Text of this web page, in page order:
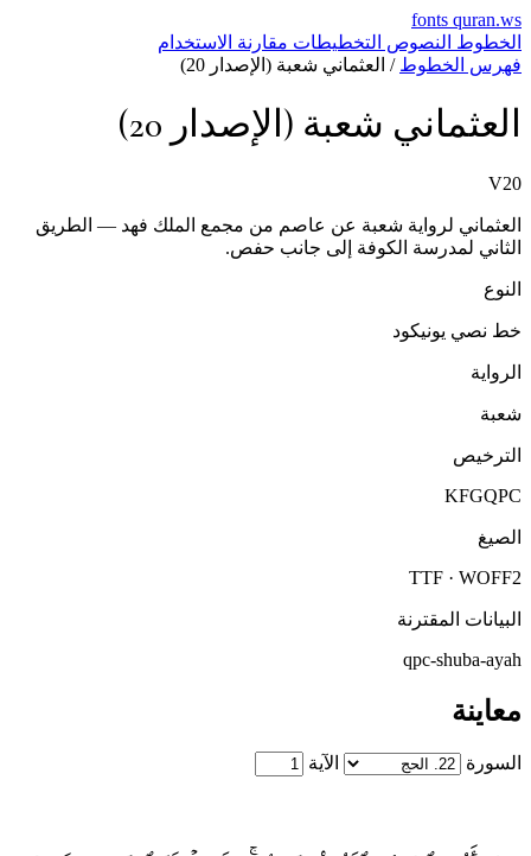
fonts
النصوص التخطيطاتمقارنةالاستخدام
الخطوط / العثماني شعبة (الإصدار 20)
شعبة (الإصدار 20)
لرواية شعبة عن عاصم من مجمع الملك فهد — الطريق
لمدرسة الكوفة إلى جانب حفص.
نصي يونيكود
TTF ·
المقترنة
qpc-shuba-
الآية